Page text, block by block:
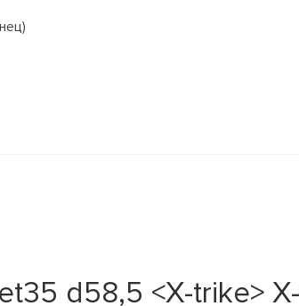
d58,5 <X-trike>